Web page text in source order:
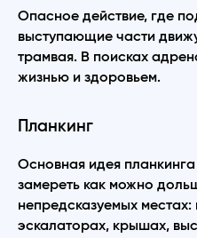
Опасное действие, где
выступающие части
трамвая. В поисках
жизнью и здоровьем.
Планкинг
Основная идея
замереть как можно
непредсказуемых местах:
эскалаторах, крышах,